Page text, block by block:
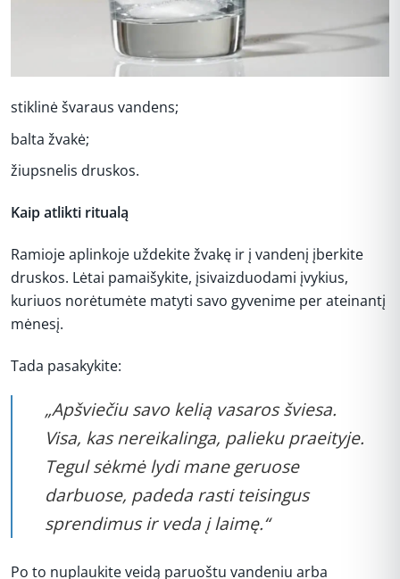
stiklinė švaraus vandens;
balta žvakė;
žiupsnelis druskos.
Kaip atlikti ritualą
Ramioje aplinkoje uždekite žvakę ir į vandenį įberkite
druskos. Lėtai pamaišykite, įsivaizduodami įvykius,
kuriuos norėtumėte matyti savo gyvenime per ateinantį
mėnesį.
Tada pasakykite:
„Apšviečiu savo kelią vasaros šviesa.
Visa, kas nereikalinga, palieku praeityje.
Tegul sėkmė lydi mane geruose
darbuose, padeda rasti teisingus
sprendimus ir veda į laimę.“
Po to nuplaukite veidą paruoštu vandeniu arba